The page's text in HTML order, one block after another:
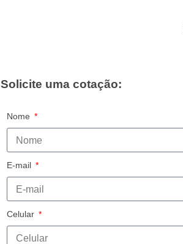
Solicite uma cotação:
Nome
E-mail
Celular